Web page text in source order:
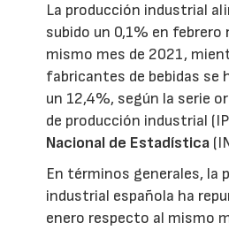
La producción industrial
subido un 0,1% en febrero
mismo mes de 2021,
fabricantes de bebidas se
un 12,4%, según la serie
de producción industrial
Nacional de Estadística
En términos generales, la
industrial española ha
enero respecto al mismo